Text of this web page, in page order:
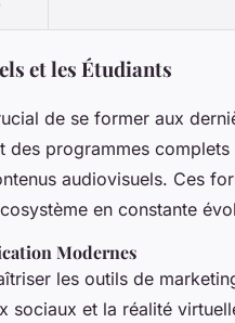
et les Étudiants
de se former aux
des programmes
audiovisuels. Ces
en constante
Modernes
les outils de
sociaux et la réalité